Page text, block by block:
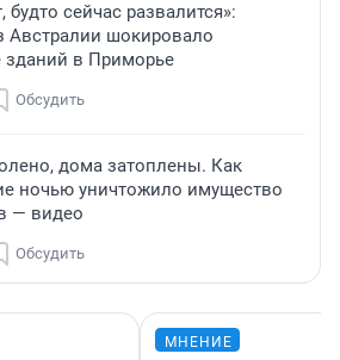
будто сейчас развалится»:
Австралии шокировало
зданий в Приморье
Обсудить
дома затоплены. Как
ночью уничтожило имущество
— видео
Обсудить
МНЕНИЕ